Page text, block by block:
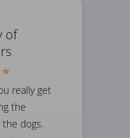
of
really get
the
dogs.